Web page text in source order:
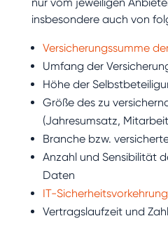
insbesondere auch von
Versicherungssumme
Umfang der
Höhe der
Größe des zu
(Jahresumsatz,
Branche bzw.
Anzahl und Sensibilität
Daten
IT-
Vertragslaufzeit und